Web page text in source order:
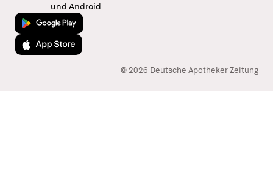
und Android
Jetzt bei Google Play
Laden im App Store
© 2026 Deutsche Apotheker Zeitung